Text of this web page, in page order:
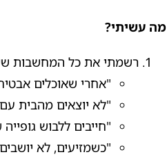
מה עשיתי?
רשמתי את כל המחשבות
"אחרי שאוכלים
"לא יוצאים מהבית
"חייבים ללבוש
"כשמזיעים, לא